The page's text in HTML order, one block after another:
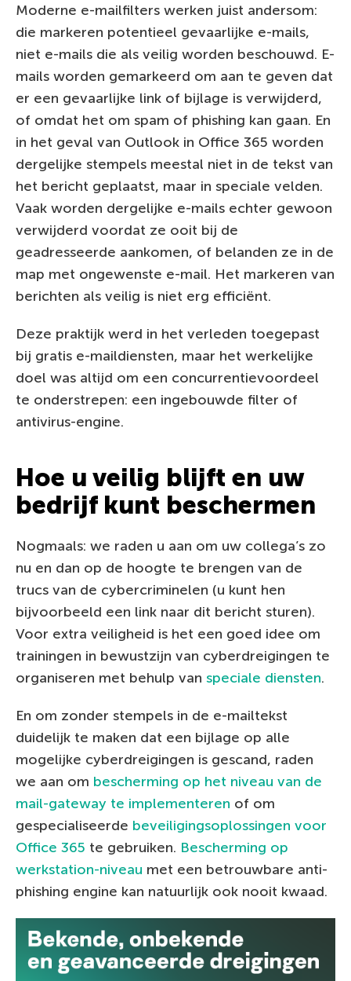
Moderne e-mailfilters werken juist andersom:
die markeren potentieel gevaarlijke e-mails,
niet e-mails die als veilig worden beschouwd. E-
mails worden gemarkeerd om aan te geven dat
er een gevaarlijke link of bijlage is verwijderd,
of omdat het om spam of phishing kan gaan. En
in het geval van Outlook in Office 365 worden
dergelijke stempels meestal niet in de tekst van
het bericht geplaatst, maar in speciale velden.
Vaak worden dergelijke e-mails echter gewoon
verwijderd voordat ze ooit bij de
geadresseerde aankomen, of belanden ze in de
map met ongewenste e-mail. Het markeren van
berichten als veilig is niet erg efficiënt.
Deze praktijk werd in het verleden toegepast
bij gratis e-maildiensten, maar het werkelijke
doel was altijd om een concurrentievoordeel
te onderstrepen: een ingebouwde filter of
antivirus-engine.
Hoe u veilig blijft en uw
bedrijf kunt beschermen
Nogmaals: we raden u aan om uw collega’s zo
nu en dan op de hoogte te brengen van de
trucs van de cybercriminelen (u kunt hen
bijvoorbeeld een link naar dit bericht sturen).
Voor extra veiligheid is het een goed idee om
trainingen in bewustzijn van cyberdreigingen te
organiseren met behulp van speciale diensten.
En om zonder stempels in de e-mailtekst
duidelijk te maken dat een bijlage op alle
mogelijke cyberdreigingen is gescand, raden
we aan om bescherming op het niveau van de
mail-gateway te implementeren of om
gespecialiseerde beveiligingsoplossingen voor
Office 365 te gebruiken. Bescherming op
werkstation-niveau met een betrouwbare anti-
phishing engine kan natuurlijk ook nooit kwaad.